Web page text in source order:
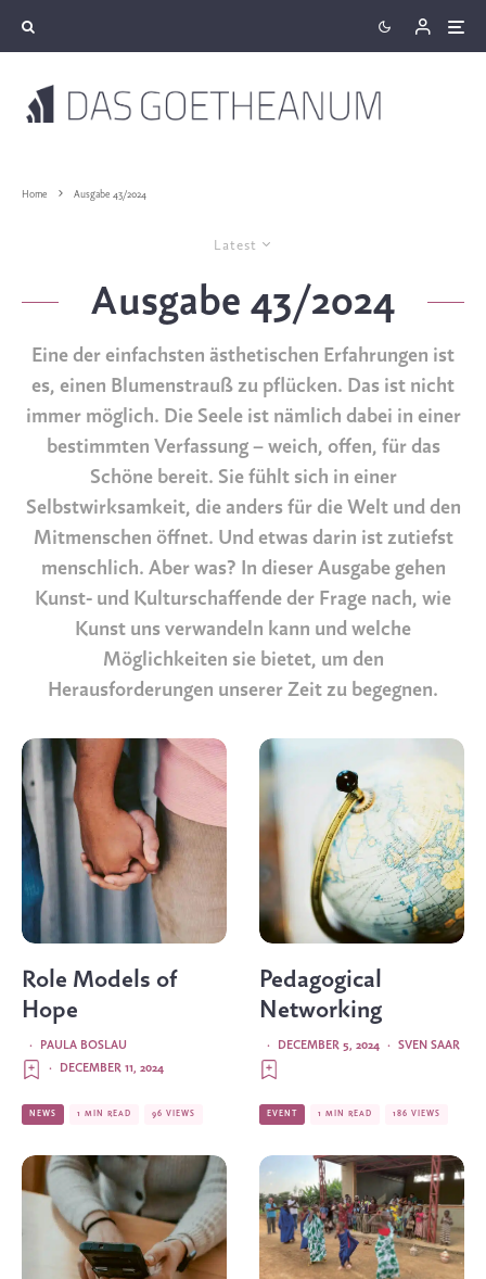
Home Ausgabe 43/2024
Latest
Ausgabe 43/2024
Eine der einfachsten ästhetischen Erfahrungen ist
es, einen Blumenstrauß zu pflücken. Das ist nicht
immer möglich. Die Seele ist nämlich dabei in einer
bestimmten Verfassung – weich, offen, für das
Schöne bereit. Sie fühlt sich in einer
Selbstwirksamkeit, die anders für die Welt und den
Mitmenschen öffnet. Und etwas darin ist zutiefst
menschlich. Aber was? In dieser Ausgabe gehen
Kunst- und Kulturschaffende der Frage nach, wie
Kunst uns verwandeln kann und welche
Möglichkeiten sie bietet, um den
Herausforderungen unserer Zeit zu begegnen.
Role Models of
Hope
PAULA BOSLAU
·
DECEMBER 11, 2024
·
NEWS 1 MIN READ 96 VIEWS
Pedagogical
Networking
SVEN SAAR
·
DECEMBER 5, 2024
·
EVENT 1 MIN READ 186 VIEWS